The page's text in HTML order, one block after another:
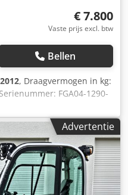
€ 7.800
Vaste prijs excl. btw
Bellen
2012, Draagvermogen in kg:
FGA04-1290-
2800 kg Totale
2.060 mm (afhankelijk
ca. 34 kW Advertentie